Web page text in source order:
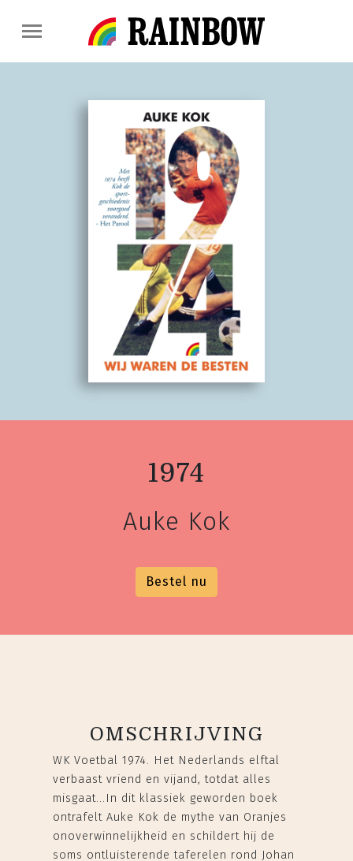
1974
Auke Kok
Bestel nu
OMSCHRIJVING
WK Voetbal 1974. Het Nederlands elftal
verbaast vriend en vijand, totdat alles
misgaat...In dit klassiek geworden boek
ontrafelt Auke Kok de mythe van Oranjes
onoverwinnelijkheid en schildert hij de
soms ontluisterende taferelen rond Johan